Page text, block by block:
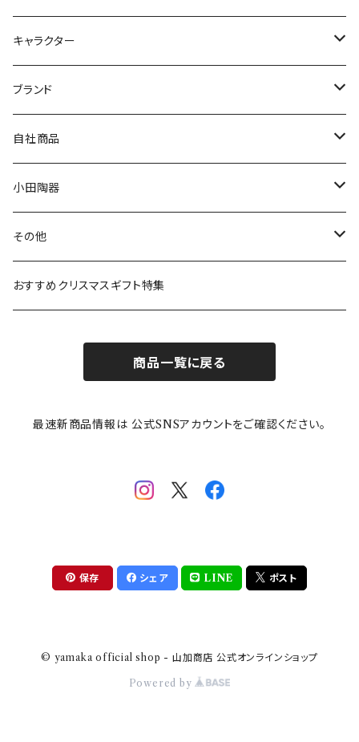
九谷焼
マグ＆カップ
プレート
ボウル
ガラスウェア
カトラリー
キャラクター
ムーミン
80th記念アイテム
リトルミイの日記念アイテム
MOOMIN ANIMATION
スヌーピー
ピーターラビット
ポケットモンスター
mofusand（モフサンド）
mofsand×日比谷花壇
ちびまる子ちゃんandクレヨンしんちゃん
ブランド
LA AMYS(エミーズ)
LISA LARSON(リサラーソン)
LAURA ASHLEY(ローラ アシュレイ)
Finlayson(フィンレイソン)
HANAE MORI(ハナエモリ)
THE BEATLES(ザ・ビートルズ)
【山加商店×yaeko】migratory bird
自社商品
ねこ企画
Cecera(セセラ)
CELEC(セレック)
隅切り重箱
HAPPY DINING(ハッピーダイニング)
小田陶器
さざなみ
吉祥
メイメイウェア
SoSo(ソソ）
その他
リサイクル食器
おすすめクリスマスギフト特集
商品一覧に戻る
最速新商品情報は 公式SNSアカウントをご確認ください。
保存 シェア LINE ポスト
© yamaka official shop - 山加商店 公式オンラインショップ
Powered by